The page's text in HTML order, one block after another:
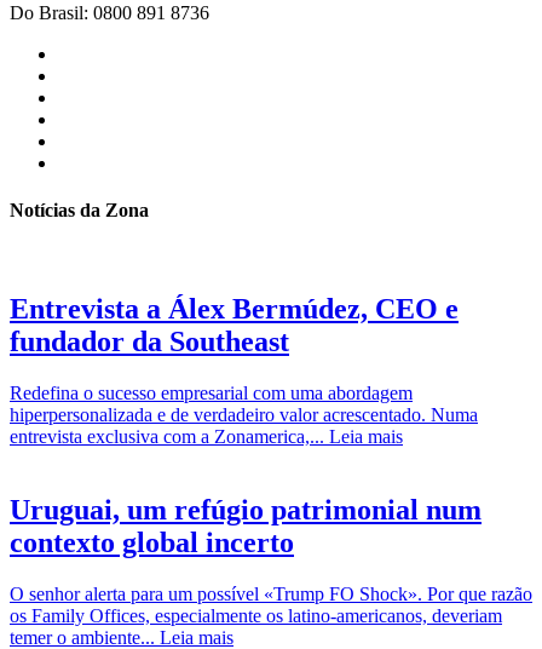
Do Brasil: 0800 891 8736
Notícias da Zona
Entrevista a Álex Bermúdez, CEO e
fundador da Southeast
Redefina o sucesso empresarial com uma abordagem
hiperpersonalizada e de verdadeiro valor acrescentado. Numa
entrevista exclusiva com a Zonamerica,... Leia mais
Uruguai, um refúgio patrimonial num
contexto global incerto
O senhor alerta para um possível «Trump FO Shock». Por que razão
os Family Offices, especialmente os latino-americanos, deveriam
temer o ambiente... Leia mais